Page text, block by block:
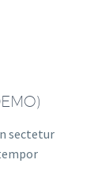
sectetur